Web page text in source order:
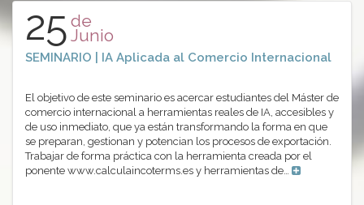
25 de
Junio
SEMINARIO | IA Aplicada al Comercio Internacional
El objetivo de este seminario es acercar estudiantes del Máster de
comercio internacional a herramientas reales de IA, accesibles y
de uso inmediato, que ya están transformando la forma en que
se preparan, gestionan y potencian los procesos de exportación.
Trabajar de forma práctica con la herramienta creada por el
ponente www.calculaincoterms.es y herramientas de…